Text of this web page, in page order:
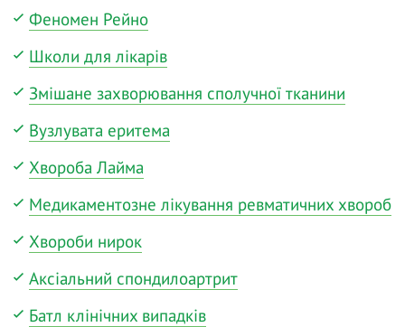
Феномен Рейно
Школи для лікарів
Змішане захворювання сполучної тканини
Вузлувата еритема
Хвороба Лайма
Медикаментозне лікування ревматичних хвороб
Хвороби нирок
Аксіальний спондилоартрит
Батл клінічних випадків